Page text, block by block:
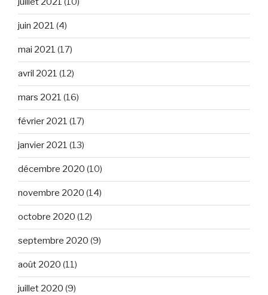
juin 2021 (4)
mai 2021 (17)
avril 2021 (12)
mars 2021 (16)
février 2021 (17)
janvier 2021 (13)
décembre 2020 (10)
novembre 2020 (14)
octobre 2020 (12)
septembre 2020 (9)
août 2020 (11)
juillet 2020 (9)